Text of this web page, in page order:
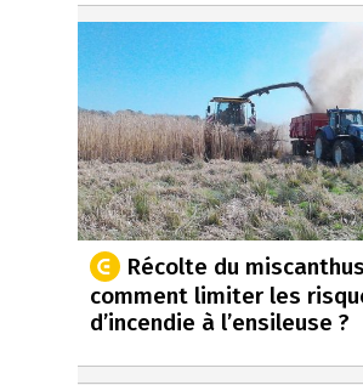
Récolte du
comment limiter les
d’incendie à l’ensileuse ?